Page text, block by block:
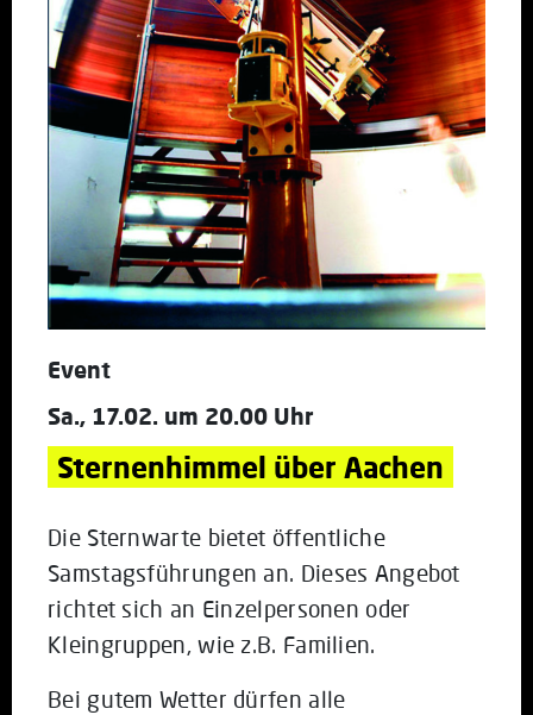
Event
Sa., 17.02. um 20.00 Uhr
Sternenhimmel über Aachen
Die Sternwarte bietet öffentliche
Samstagsführungen an. Dieses Angebot
richtet sich an Einzelpersonen oder
Kleingruppen, wie z.B. Familien.
Bei gutem Wetter dürfen alle